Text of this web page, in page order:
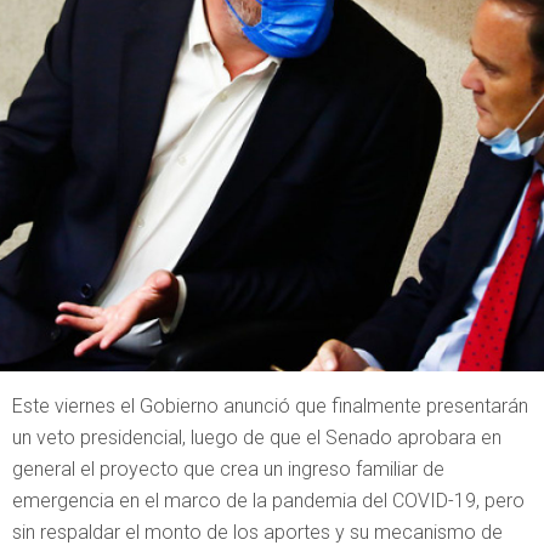
Este viernes el Gobierno anunció que finalmente presentarán
un veto presidencial, luego de que el Senado aprobara en
general el proyecto que crea un ingreso familiar de
emergencia en el marco de la pandemia del COVID-19, pero
sin respaldar el monto de los aportes y su mecanismo de